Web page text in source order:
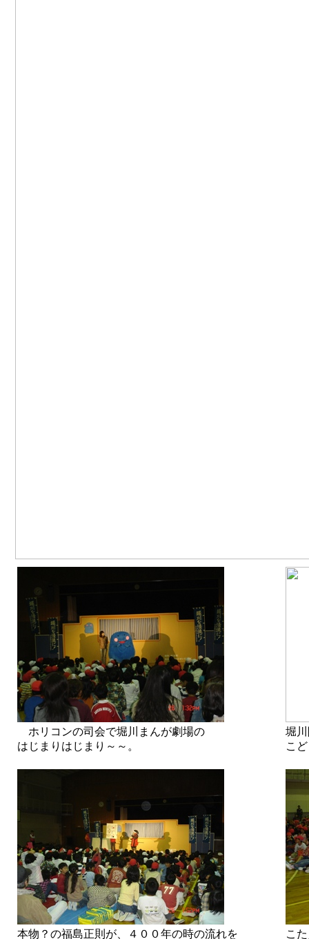
ホリコンの司会で堀川まんが劇場の
はじまりはじまり～～。
堀
こ
本物？の福島正則が、４００年の時の流れを こ